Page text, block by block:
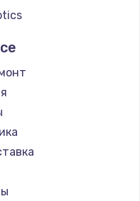
платы
датчика